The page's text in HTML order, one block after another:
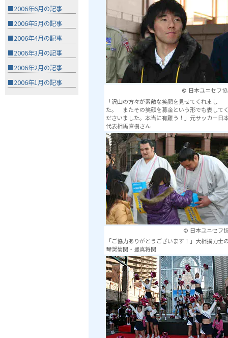
■2006年6月の記事
■2006年5月の記事
■2006年4月の記事
■2006年3月の記事
■2006年2月の記事
■2006年1月の記事
© 日本ユニセフ
「沢山の方々が素敵な笑顔を見せてくれまし
た。 またその笑顔を募金という形でも表して
ださいました。本当に有難う！」元サッカー日
代表相馬直樹さん
© 日本ユニセフ
「ご協力ありがとうございます！」大相撲力士
琴奨菊関・豊真将